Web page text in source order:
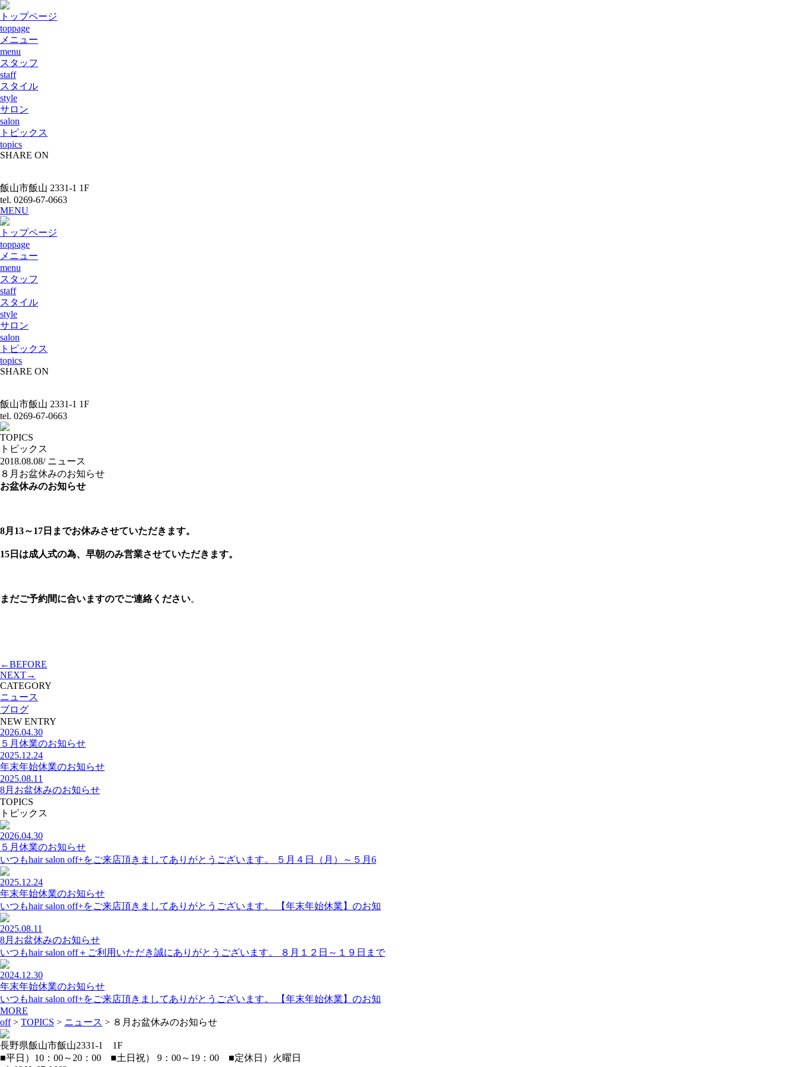
トップページ
toppage
メニュー
menu
スタッフ
staff
スタイル
style
サロン
salon
トピックス
topics
SHARE ON
飯山市飯山 2331-1 1F
tel. 0269-67-0663
MENU
トップページ
toppage
メニュー
menu
スタッフ
staff
スタイル
style
サロン
salon
トピックス
topics
SHARE ON
飯山市飯山 2331-1 1F
tel. 0269-67-0663
TOPICS
トピックス
2018.08.08/ ニュース
８月お盆休みのお知らせ
お盆休みのお知らせ
8月13～17日までお休みさせていただきます。
15日は成人式の為、早朝のみ営業させていただきます。
まだご予約間に合いますのでご連絡ください。
←BEFORE
NEXT→
CATEGORY
ニュース
ブログ
NEW ENTRY
2026.04.30
５月休業のお知らせ
2025.12.24
年末年始休業のお知らせ
2025.08.11
8月お盆休みのお知らせ
TOPICS
トピックス
2026.04.30
５月休業のお知らせ
いつもhair salon off+をご来店頂きましてありがとうございます。 ５月４日（月）～５月6
2025.12.24
年末年始休業のお知らせ
いつもhair salon off+をご来店頂きましてありがとうございます。 【年末年始休業】のお知
2025.08.11
8月お盆休みのお知らせ
いつもhair salon off＋ご利用いただき誠にありがとうございます。 ８月１２日～１９日まで
2024.12.30
年末年始休業のお知らせ
いつもhair salon off+をご来店頂きましてありがとうございます。 【年末年始休業】のお知
MORE
off> TOPICS > ニュース > ８月お盆休みのお知らせ
長野県飯山市飯山2331-1 1F
■平日）10：00～20：00 ■土日祝） 9：00～19：00 ■定休日）火曜日